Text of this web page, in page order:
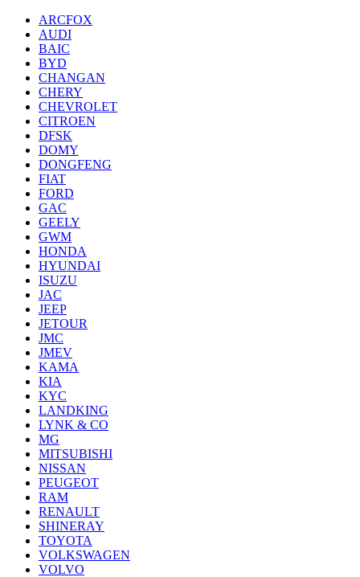
ARCFOX
AUDI
BAIC
BYD
CHANGAN
CHERY
CHEVROLET
CITROEN
DFSK
DOMY
DONGFENG
FIAT
FORD
GAC
GEELY
GWM
HONDA
HYUNDAI
ISUZU
JAC
JEEP
JETOUR
JMC
JMEV
KAMA
KIA
KYC
LANDKING
LYNK & CO
MG
MITSUBISHI
NISSAN
PEUGEOT
RAM
RENAULT
SHINERAY
TOYOTA
VOLKSWAGEN
VOLVO